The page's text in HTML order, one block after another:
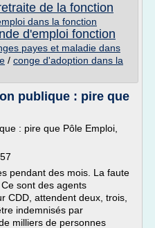
de la fonction
dans la fonction
d'emploi fonction
payes et maladie dans
/ conge d'adoption dans la
publique : pire que
: pire que Pôle Emploi,
pendant des mois. La faute
sont des agents
CDD, attendent deux, trois,
indemnisés par
milliers de personnes